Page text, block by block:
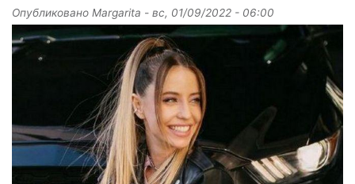
Опубликовано Margarita - вс, 01/09/2022 - 06:00